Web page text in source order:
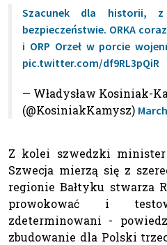
Szacunek dla historii,
bezpieczeństwie. ORKA
i ORP Orzeł w porcie
pic.twitter.com/df9RL3pQiR
— Władysław Kosiniak-
(@KosiniakKamysz)
Z kolei szwedzki
Szwecja mierzą się z
regionie Bałtyku stwarza
prowokować i
zdeterminowani -
zbudowanie dla Polski